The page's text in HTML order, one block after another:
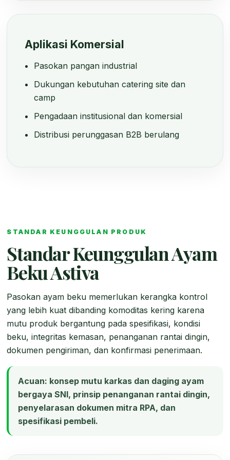
Aplikasi Komersial
Pasokan pangan industrial
Dukungan kebutuhan catering site dan
camp
Pengadaan institusional dan komersial
Distribusi perunggasan B2B berulang
STANDAR KEUNGGULAN PRODUK
Standar Keunggulan Ayam
Beku Astiva
Pasokan ayam beku memerlukan kerangka kontrol
yang lebih kuat dibanding komoditas kering karena
mutu produk bergantung pada spesifikasi, kondisi
beku, integritas kemasan, penanganan rantai dingin,
dokumen pengiriman, dan konfirmasi penerimaan.
Acuan: konsep mutu karkas dan daging ayam
bergaya SNI, prinsip penanganan rantai dingin,
penyelarasan dokumen mitra RPA, dan
spesifikasi pembeli.